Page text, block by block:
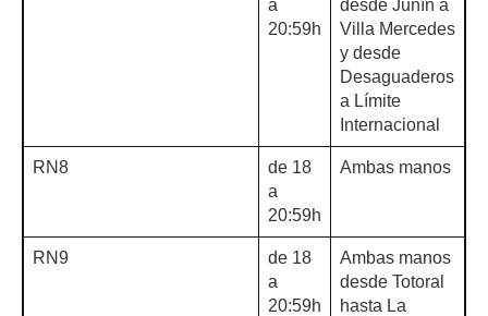
a
20:59h
desde Junín a
Villa Mercedes
y desde
Desaguaderos
a Límite
Internacional
RN8
de 18
a
20:59h
Ambas manos
RN9
de 18
a
20:59h
Ambas manos
desde Totoral
hasta La